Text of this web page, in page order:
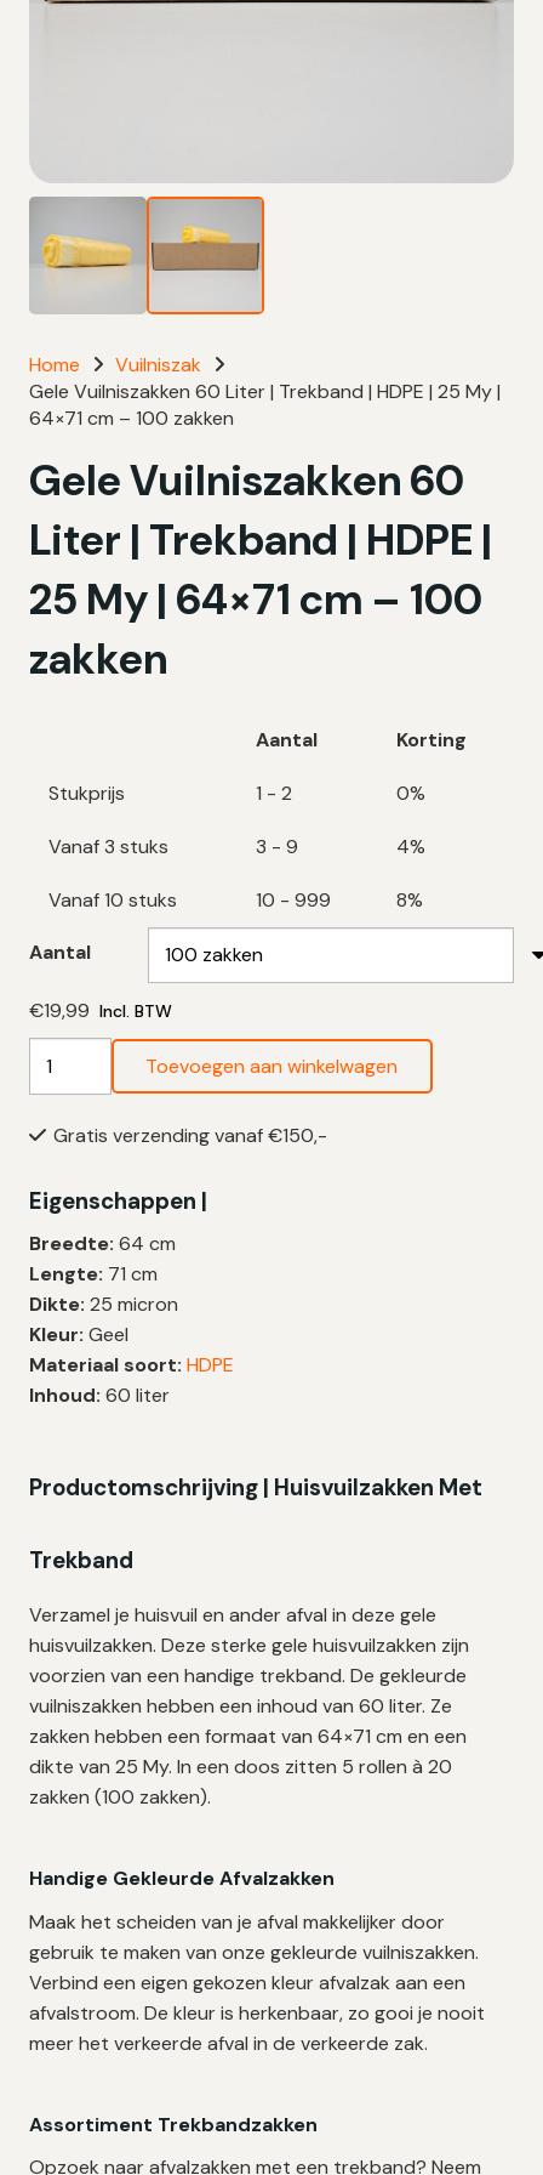
Home
Vuilniszak
Gele Vuilniszakken 60 Liter | Trekband | HDPE | 25 My |
64×71 cm – 100 zakken
Gele Vuilniszakken 60
Liter | Trekband | HDPE |
25 My | 64×71 cm – 100
zakken
Aantal Korting
Stukprijs 1 - 2 0%
Vanaf 3 stuks 3 - 9 4%
Vanaf 10 stuks 10 - 999 8%
Aantal
€19,99 Incl. BTW
Liter
Trekband
|
HDPE
|
25
My
|
–
aantal
Toevoegen aan winkelwagen
Gratis verzending vanaf €150,-
Eigenschappen |
Breedte: 64 cm
Lengte: 71 cm
Dikte: 25 micron
Kleur: Geel
Materiaal soort: HDPE
Inhoud: 60 liter
Productomschrijving | Huisvuilzakken Met
Trekband
Verzamel je huisvuil en ander afval in deze gele
huisvuilzakken. Deze sterke gele huisvuilzakken zijn
voorzien van een handige trekband. De gekleurde
vuilniszakken hebben een inhoud van 60 liter. Ze
zakken hebben een formaat van 64×71 cm en een
dikte van 25 My. In een doos zitten 5 rollen à 20
zakken (100 zakken).
Handige Gekleurde Afvalzakken
Maak het scheiden van je afval makkelijker door
gebruik te maken van onze gekleurde vuilniszakken.
Verbind een eigen gekozen kleur afvalzak aan een
afvalstroom. De kleur is herkenbaar, zo gooi je nooit
meer het verkeerde afval in de verkeerde zak.
Assortiment Trekbandzakken
Opzoek naar afvalzakken met een trekband? Neem